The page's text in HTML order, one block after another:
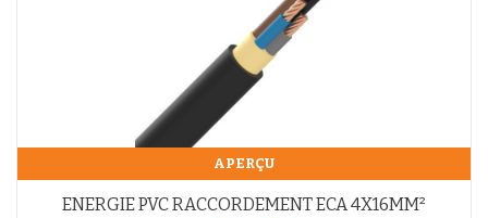
APERÇU
ENERGIE PVC RACCORDEMENT ECA 4X16MM²